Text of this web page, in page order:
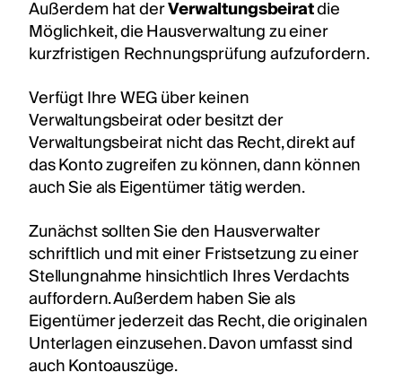
Außerdem hat derVerwaltungsbeiratdie
Möglichkeit, die Hausverwaltung zu einer
kurzfristigen Rechnungsprüfung aufzufordern.
Verfügt Ihre WEG über keinen
Verwaltungsbeirat oder besitzt der
Verwaltungsbeirat nicht das Recht, direkt auf
das Konto zugreifen zu können, dann können
auch Sie als Eigentümer tätig werden.
Zunächst sollten Sie den Hausverwalter
schriftlich und mit einer Fristsetzung zu einer
Stellungnahme hinsichtlich Ihres Verdachts
auffordern. Außerdem haben Sie als
Eigentümer jederzeit das Recht, die originalen
Unterlagen einzusehen. Davon umfasst sind
auch Kontoauszüge.